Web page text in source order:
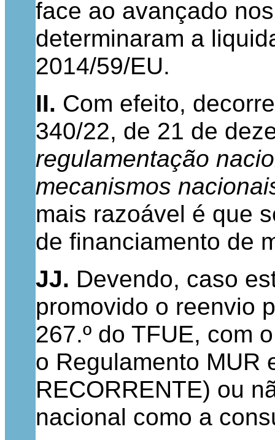
face ao avançado
determinaram a
2014/59/EU.
II. Com efeito,
340/22, de 21 de
regulamentação
mecanismos
mais razoável é que
de financiamento de
JJ. Devendo, caso
promovido o reenvio
267.º do TFUE, com
o Regulamento MUR
RECORRENTE) ou
nacional como a